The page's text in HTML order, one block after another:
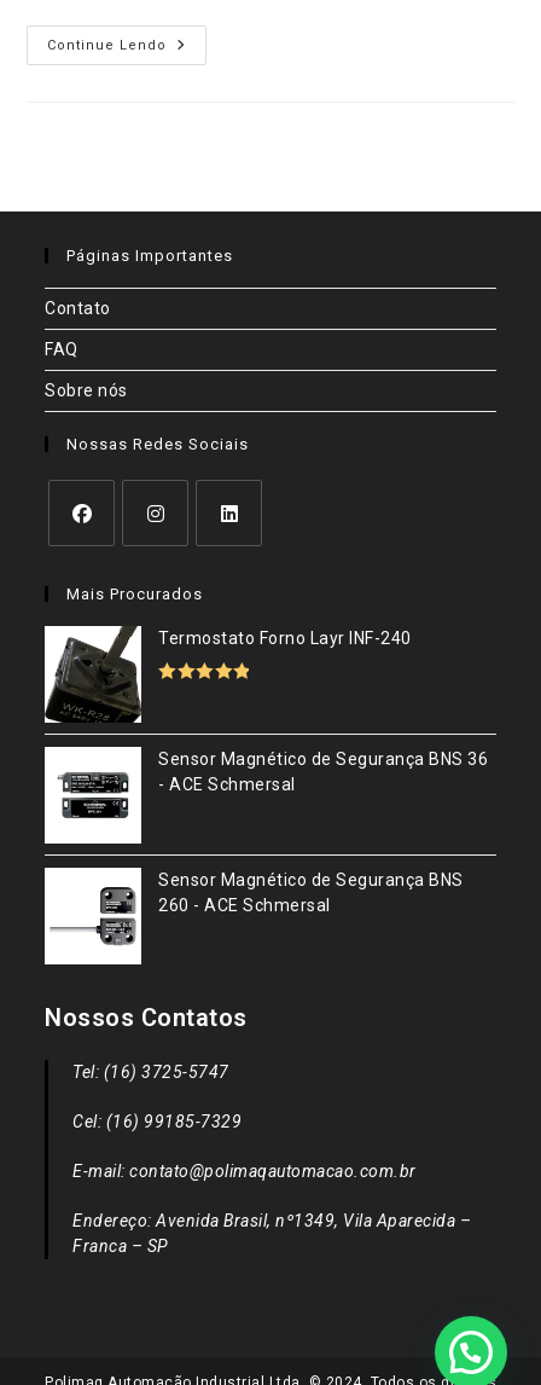
Continue Lendo
Cabos
Industriais:
Páginas Importantes
Contato
FAQ
Sobre nós
Nossas Redes Sociais
em
uma
nova
aba
nova
aba
nova
aba
Mais Procurados
Termostato Forno Layr INF-240
Sensor Magnético de Segurança BNS 36
- ACE Schmersal
Sensor Magnético de Segurança BNS
260 - ACE Schmersal
Nossos Contatos
Tel: (16) 3725-5747
Cel: (16) 99185-7329
E-mail: contato@polimaqautomacao.com.br
Endereço: Avenida Brasil, nº1349, Vila Aparecida –
Franca – SP